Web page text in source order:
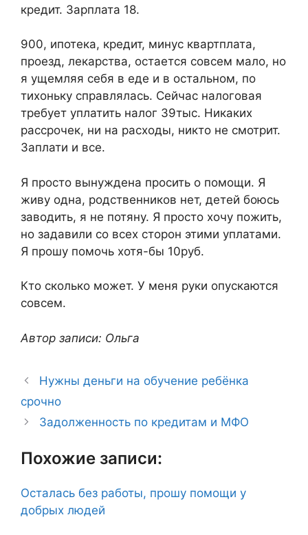
кредит. Зарплата 18.
900, ипотека, кредит, минус квартплата,
проезд, лекарства, остается совсем мало, но
я ущемляя себя в еде и в остальном, по
тихоньку справлялась. Сейчас налоговая
требует уплатить налог 39тыс. Никаких
рассрочек, ни на расходы, никто не смотрит.
Заплати и все.
Я просто вынуждена просить о помощи. Я
живу одна, родственников нет, детей боюсь
заводить, я не потяну. Я просто хочу пожить,
но задавили со всех сторон этими уплатами.
Я прошу помочь хотя-бы 10руб.
Кто сколько может. У меня руки опускаются
совсем.
Автор записи: Ольга
Нужны деньги на обучение ребёнка
срочно
Задолженность по кредитам и МФО
Похожие записи:
Осталась без работы, прошу помощи у
добрых людей